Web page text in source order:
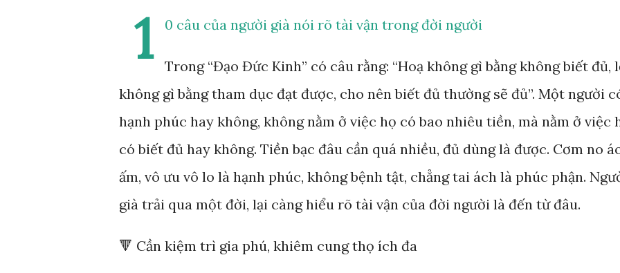
1 0 câu của người già nói rõ tài vận trong đời người
Trong “Đạo Đức Kinh” có câu rằng: “Hoạ không gì bằng không biết đủ,
không gì bằng tham dục đạt được, cho nên biết đủ thường sẽ đủ”. Một người
hạnh phúc hay không, không nằm ở việc họ có bao nhiêu tiền, mà nằm ở việc
có biết đủ hay không. Tiền bạc đâu cần quá nhiều, đủ dùng là được. Cơm no
ấm, vô ưu vô lo là hạnh phúc, không bệnh tật, chẳng tai ách là phúc phận.
già trải qua một đời, lại càng hiểu rõ tài vận của đời người là đến từ đâu.
🔻 Cần kiệm trì gia phú, khiêm cung thọ ích đa